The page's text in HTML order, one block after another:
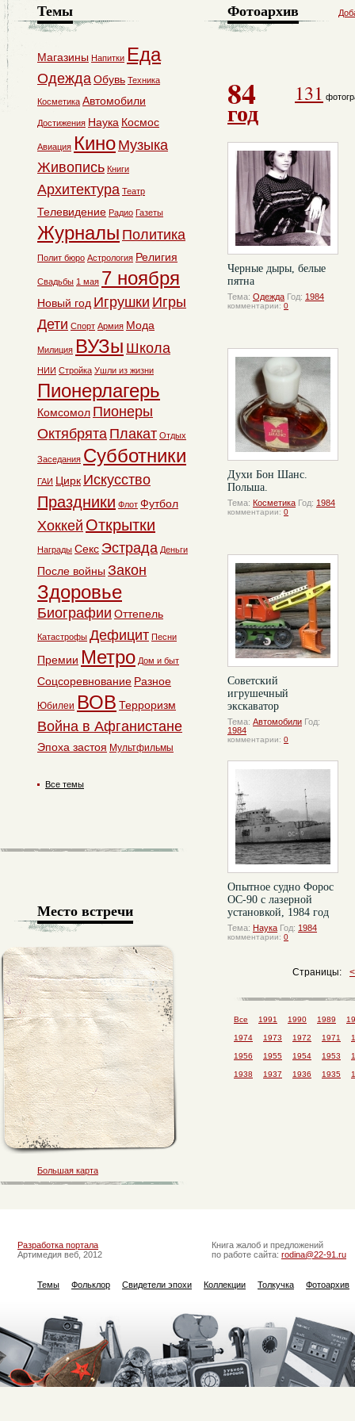
Фотоархив
84
год
131
Черные дыры, белые
пятна
Тема: Одежда Год: 1984
комментарии: 0
Духи Бон Шанс.
Польша.
Тема: Косметика Год: 1984
комментарии: 0
Советский
игрушечный
экскаватор
Тема: Автомобили Год:
1984
комментарии: 0
Опытное судно Форос
ОС-90 с лазерной
установкой, 1984 год
Тема: Наука Год: 1984
комментарии: 0
Страницы:
Все 1991 1990 1989
1974 1973 1972 1971
1956 1955 1954 1953
1938 1937 1936 1935
Темы
Магазины Напитки Еда
ОдеждаОбувь Техника
Косметика Автомобили
Достижения Наука Космос
Авиация Кино Музыка
Живопись Книги
Архитектура Театр
Телевидение Радио Газеты
Журналы Политика
Полит бюро Астрология Религия
Свадьбы 1 мая 7 ноября
Новый год Игрушки Игры
Дети Спорт Армия Мода
Милиция ВУЗы Школа
НИИ Стройка Ушли из жизни
Пионерлагерь
Комсомол Пионеры
Октябрята Плакат Отдых
Заседания Субботники
ГАИ Цирк Искусство
Праздники Флот Футбол
Хоккей Открытки
Награды Секс Эстрада Деньги
После войны Закон
Здоровье
Биографии Оттепель
Катастрофы Дефицит Песни
Премии Метро Дом и быт
Соцсоревнование Разное
Юбилеи ВОВ Терроризм
Война в Афганистане
Эпоха застоя Мультфильмы
Все темы
Место встречи
Большая карта
Разработка портала
Артимедия веб, 2012
Книга жалоб и предложений
по работе сайта: rodina@22-91.ru
Темы Фольклор Свидетели эпохи Коллекции Толкучка Фотоархив